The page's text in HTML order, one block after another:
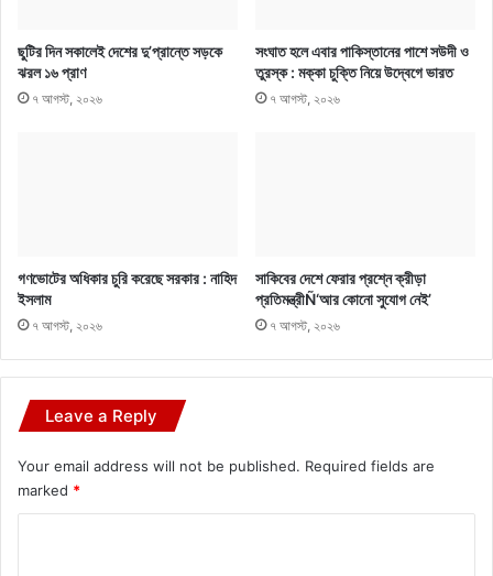
ছুটির দিন সকালেই দেশের দু’প্রান্তে সড়কে
ঝরল ১৬ প্রাণ
৭ আগস্ট, ২০২৬
সংঘাত হলে এবার পাকিস্তানের পাশে সউদী ও
তুরস্ক : মক্কা চুক্তি নিয়ে উদ্বেগে ভারত
৭ আগস্ট, ২০২৬
গণভোটের অধিকার চুরি করেছে সরকার : নাহিদ
ইসলাম
৭ আগস্ট, ২০২৬
সাকিবের দেশে ফেরার প্রশ্নে ক্রীড়া
প্রতিমন্ত্রীÑ‘আর কোনো সুযোগ নেই’
৭ আগস্ট, ২০২৬
Leave a Reply
Your email address will not be published. Required fields are
marked *